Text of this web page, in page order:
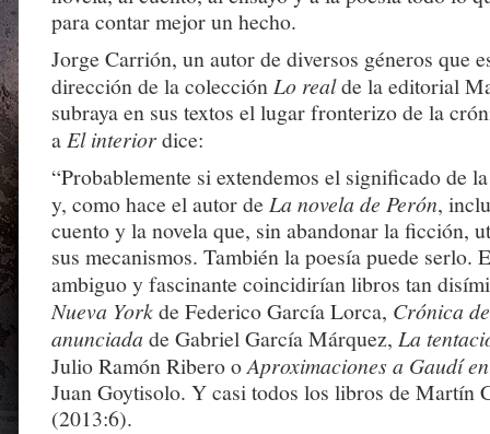
para contar mejor un hecho.
Jorge Carrión, un autor de diversos géneros que
dirección de la colección Lo realde la editorial
subraya en sus textos el lugar fronterizo de la
a El interiordice:
“Probablemente si extendemos el significado de
y, como hace el autor de La novela de Perón,
cuento y la novela que, sin abandonar la ficción,
sus mecanismos. También la poesía puede serlo.
ambiguo y fascinante coincidirían libros tan
Nueva Yorkde Federico García Lorca, Crónica
anunciada de Gabriel García Márquez, La
Julio Ramón Ribero oAproximaciones a Gaudí
Juan Goytisolo. Y casi todos los libros de Martín
(2013:6).